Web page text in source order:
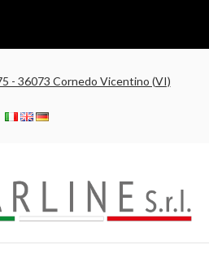
- 36073 Cornedo Vicentino (VI)